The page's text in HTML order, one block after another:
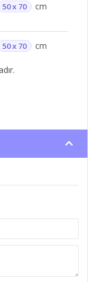
50 x 70
cm
50 x 70
cm